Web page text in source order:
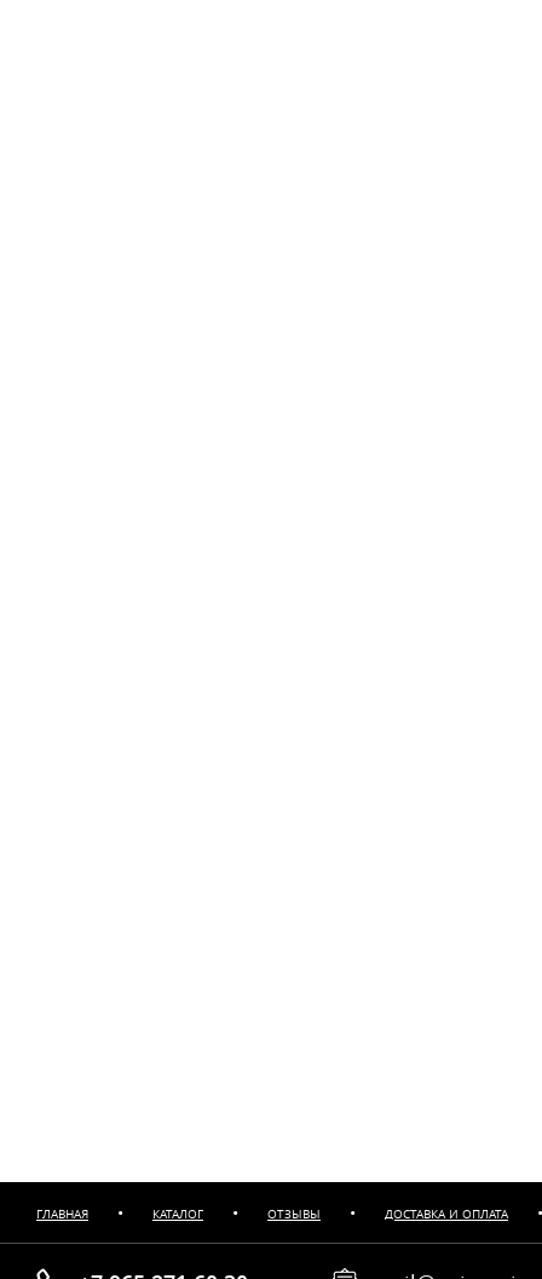
ГЛАВНАЯ • КАТАЛОГ • ОТЗЫВЫ • ДОСТАВКА И ОПЛАТА •